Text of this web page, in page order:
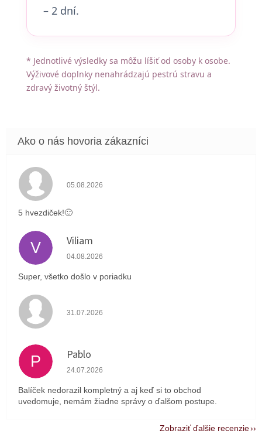
– 2 dní.
* Jednotlivé výsledky sa môžu líšiť od osoby k osobe.
Výživové doplnky nenahrádzajú pestrú stravu a
zdravý životný štýl.
Hodnotenie obchodu je 5 z 5 hviezdičiek.
05.08.2026
5 hvezdiček!🙂
V Viliam
Hodnotenie obchodu je 5 z 5 hviezdičiek.
04.08.2026
Super, všetko došlo v poriadku
Hodnotenie obchodu je 4 z 5 hviezdičiek.
31.07.2026
P Pablo
Hodnotenie obchodu je 1 z 5 hviezdičiek.
24.07.2026
Balíček nedorazil kompletný a aj keď si to obchod
uvedomuje, nemám žiadne správy o ďalšom postupe.
Zobraziť ďalšie recenzie